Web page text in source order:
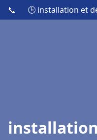
📞 🕒 installation et